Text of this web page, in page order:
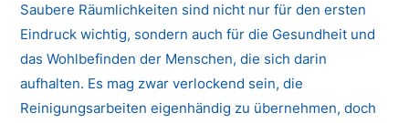
Saubere Räumlichkeiten sind nicht nur für den ersten
Eindruck wichtig, sondern auch für die Gesundheit und
das Wohlbefinden der Menschen, die sich darin
aufhalten. Es mag zwar verlockend sein, die
Reinigungsarbeiten eigenhändig zu übernehmen, doch